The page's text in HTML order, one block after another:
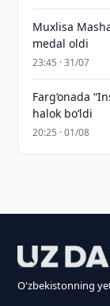
Muxlisa
medal oldi
23:45 · 31/07
Farg‘onada
halok bo‘ldi
20:25 · 01/08
O'zbekistonning